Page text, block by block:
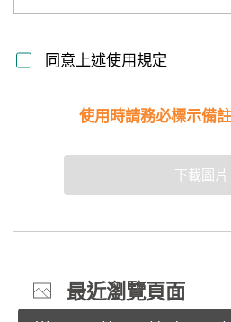
同意上述使用規定
使用時請務必標示備
下載圖片
最近瀏覽頁面